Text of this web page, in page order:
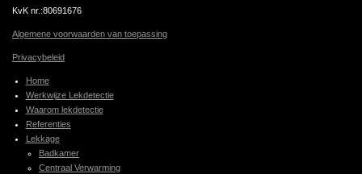
KvK nr.:80691676
Algemene voorwaarden van toepassing
Privacybeleid
Home
Werkwijze Lekdetectie
Waarom lekdetectie
Referenties
Lekkage
Badkamer
Centraal Verwarming